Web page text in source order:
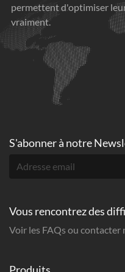
permettent d'optimiser
vraiment.
S'abonner à notre
Vous rencontrez des
Voir les FAQs ou